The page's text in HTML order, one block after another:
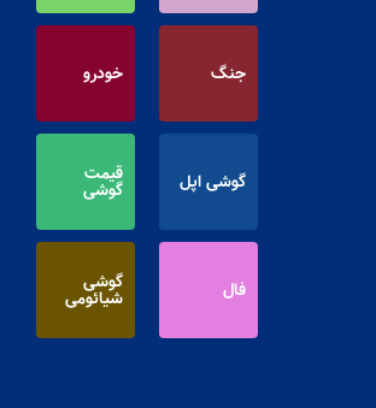
جنگ خودرو
گوشی اپل قیمت
گوشی
فال گوشی
شیائومی